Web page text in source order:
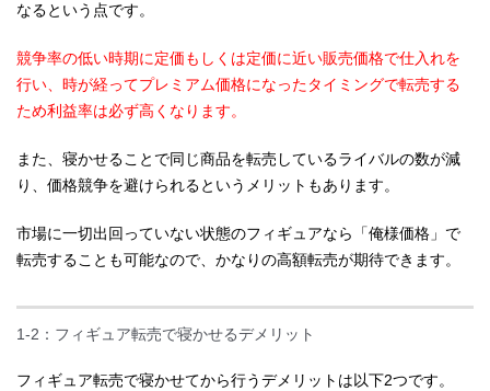
なるという点です。
競争率の低い時期に定価もしくは定価に近い販売価格で仕入れを
行い、時が経ってプレミアム価格になったタイミングで転売する
ため利益率は必ず高くなります。
また、寝かせることで同じ商品を転売しているライバルの数が減
り、価格競争を避けられるというメリットもあります。
市場に一切出回っていない状態のフィギュアなら「俺様価格」で
転売することも可能なので、かなりの高額転売が期待できます。
1-2：フィギュア転売で寝かせるデメリット
フィギュア転売で寝かせてから行うデメリットは以下2つです。